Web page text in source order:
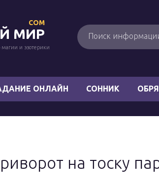
МИР
COM
и эзотерики
ОНЛАЙН СОННИК
на тоску